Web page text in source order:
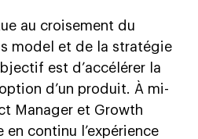
au croisement du
model et de la stratégie
est d’accélérer la
d’un produit. À mi-
Manager et Growth
continu l’expérience